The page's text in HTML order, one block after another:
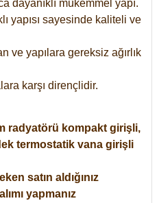
dayanıklı mükemmel yapı.
yapısı sayesinde kaliteli ve
ve yapılara gereksiz ağırlık
karşı dirençlidir.
radyatörü kompakt girişli,
termostatik vana girişli
satın aldığınız
yapmanız